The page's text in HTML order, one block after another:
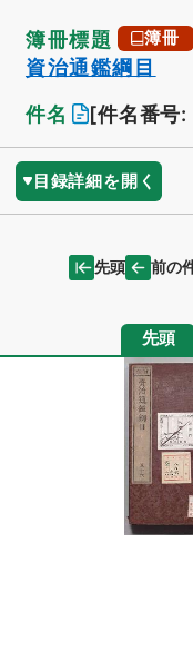
簿冊標題 簿冊
資治通鑑綱目
件名
[件名番
目録詳細を開く
先頭 前の
先頭